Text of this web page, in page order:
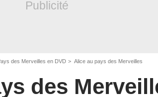
des Merveilles en DVD Alice au pays des Merveilles
des